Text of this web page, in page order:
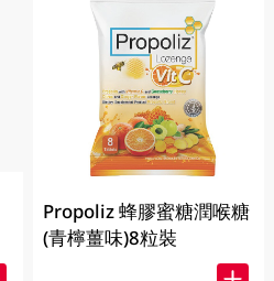
Propoliz 蜂膠蜜糖潤喉糖
(青檸薑味)8粒裝